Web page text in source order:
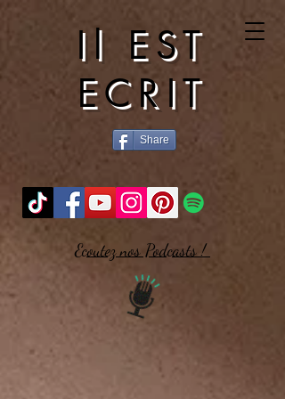
Il EST
ECRIT
Share
Ecoutez nos Podcasts !